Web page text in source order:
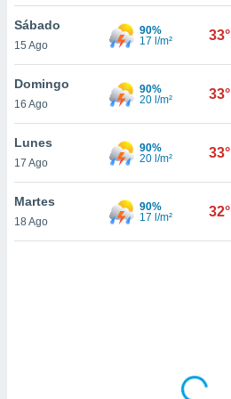
sitio
En
sean
el sitio
ni para
o
Sábado
15 Ago
90%
17 l/m²
33°
Domingo
16 Ago
90%
20 l/m²
33°
Lunes
17 Ago
90%
20 l/m²
33°
Martes
18 Ago
90%
17 l/m²
32°